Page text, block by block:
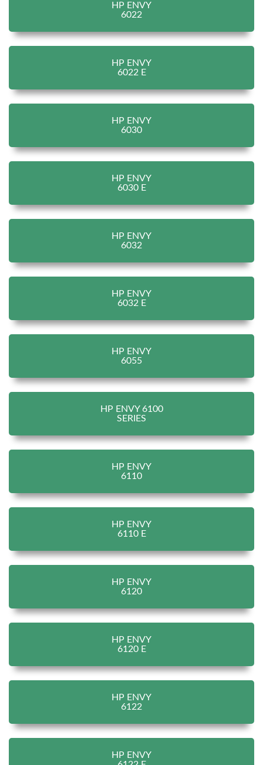
HP ENVY
6022
HP ENVY
6022 E
HP ENVY
6030
HP ENVY
6030 E
HP ENVY
6032
HP ENVY
6032 E
HP ENVY
6055
HP ENVY 6100
SERIES
HP ENVY
6110
HP ENVY
6110 E
HP ENVY
6120
HP ENVY
6120 E
HP ENVY
6122
HP ENVY